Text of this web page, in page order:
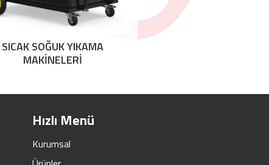
SICAK SOĞUK YIKAMA
MAKİNELERİ
Hızlı Menü
Kurumsal